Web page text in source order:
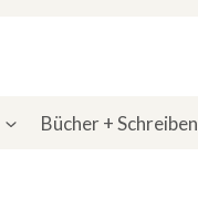
Bücher + Schreiben